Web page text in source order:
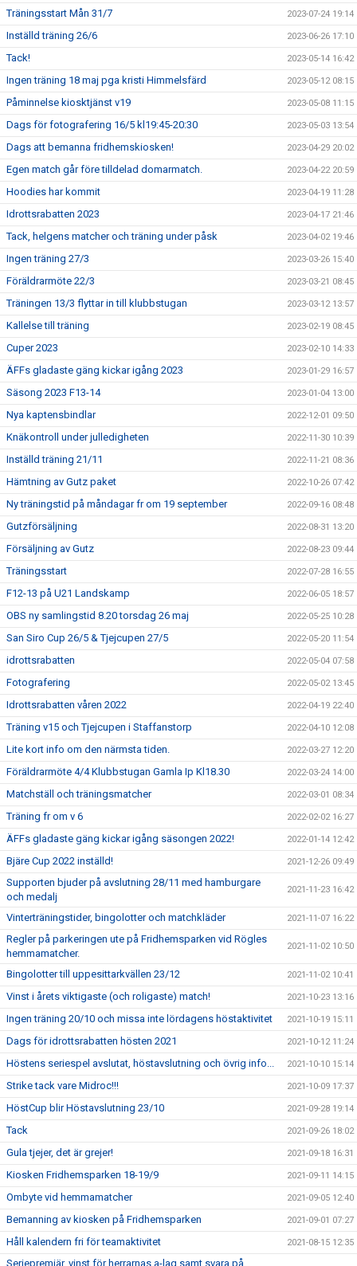
Träningsstart Mån 31/7 2023-07-24 19:14
Inställd träning 26/6 2023-06-26 17:10
Tack! 2023-05-14 16:42
Ingen träning 18 maj pga kristi Himmelsfärd 2023-05-12 08:15
Påminnelse kiosktjänst v19 2023-05-08 11:15
Dags för fotografering 16/5 kl19:45-20:30 2023-05-03 13:54
Dags att bemanna fridhemskiosken! 2023-04-29 20:02
Egen match går före tilldelad domarmatch. 2023-04-22 20:59
Hoodies har kommit 2023-04-19 11:28
Idrottsrabatten 2023 2023-04-17 21:46
Tack, helgens matcher och träning under påsk 2023-04-02 19:46
Ingen träning 27/3 2023-03-26 15:40
Föräldrarmöte 22/3 2023-03-21 08:45
Träningen 13/3 flyttar in till klubbstugan 2023-03-12 13:57
Kallelse till träning 2023-02-19 08:45
Cuper 2023 2023-02-10 14:33
ÄFFs gladaste gäng kickar igång 2023 2023-01-29 16:57
Säsong 2023 F13-14 2023-01-04 13:00
Nya kaptensbindlar 2022-12-01 09:50
Knäkontroll under julledigheten 2022-11-30 10:39
Inställd träning 21/11 2022-11-21 08:36
Hämtning av Gutz paket 2022-10-26 07:42
Ny träningstid på måndagar fr om 19 september 2022-09-16 08:48
Gutzförsäljning 2022-08-31 13:20
Försäljning av Gutz 2022-08-23 09:44
Träningsstart 2022-07-28 16:55
F12-13 på U21 Landskamp 2022-06-05 18:57
OBS ny samlingstid 8.20 torsdag 26 maj 2022-05-25 10:28
San Siro Cup 26/5 & Tjejcupen 27/5 2022-05-20 11:54
idrottsrabatten 2022-05-04 07:58
Fotografering 2022-05-02 13:45
Idrottsrabatten våren 2022 2022-04-19 22:40
Träning v15 och Tjejcupen i Staffanstorp 2022-04-10 12:08
Lite kort info om den närmsta tiden. 2022-03-27 12:20
Föräldrarmöte 4/4 Klubbstugan Gamla Ip Kl18.30 2022-03-24 14:00
Matchställ och träningsmatcher 2022-03-01 08:34
Träning fr om v 6 2022-02-02 16:27
ÄFFs gladaste gäng kickar igång säsongen 2022! 2022-01-14 12:42
Bjäre Cup 2022 inställd! 2021-12-26 09:49
Supporten bjuder på avslutning 28/11 med hamburgare
och medalj
2021-11-23 16:42
Vinterträningstider, bingolotter och matchkläder 2021-11-07 16:22
Regler på parkeringen ute på Fridhemsparken vid Rögles
hemmamatcher.
2021-11-02 10:50
Bingolotter till uppesittarkvällen 23/12 2021-11-02 10:41
Vinst i årets viktigaste (och roligaste) match! 2021-10-23 13:16
Ingen träning 20/10 och missa inte lördagens höstaktivitet 2021-10-19 15:11
Dags för idrottsrabatten hösten 2021 2021-10-12 11:24
Höstens seriespel avslutat, höstavslutning och övrig info... 2021-10-10 15:14
Strike tack vare Midroc!!! 2021-10-09 17:37
HöstCup blir Höstavslutning 23/10 2021-09-28 19:14
Tack 2021-09-26 18:02
Gula tjejer, det är grejer! 2021-09-18 16:31
Kiosken Fridhemsparken 18-19/9 2021-09-11 14:15
Ombyte vid hemmamatcher 2021-09-05 12:40
Bemanning av kiosken på Fridhemsparken 2021-09-01 07:27
Håll kalendern fri för teamaktivitet 2021-08-15 12:35
Seriepremiär, vinst för herrarnas a-lag samt svara på